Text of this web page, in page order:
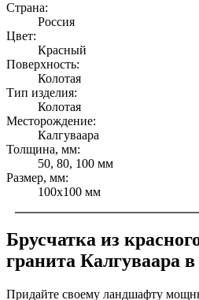
Страна:
Россия
Цвет:
Красный
Поверхность:
Колотая
Тип изделия:
Колотая
Месторождение:
Калгуваара
Толщина, мм:
50, 80, 100 мм
Размер, мм:
100х100 мм
Брусчатка из
гранита Калгуваара в
Придайте своему ландшафту